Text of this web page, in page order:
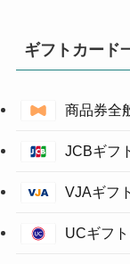
ギフトカード
商品券全
JCBギフ
VJAギフ
UCギフ